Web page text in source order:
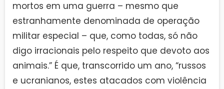
mortos em uma guerra – mesmo que
estranhamente denominada de operação
militar especial – que, como todas, só não
digo irracionais pelo respeito que devoto aos
animais.” É que, transcorrido um ano, “russos
e ucranianos, estes atacados com violência